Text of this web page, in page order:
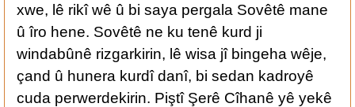
xwe, lê rikî wê û bi saya pergala Sovêtê mane
û îro hene. Sovêtê ne ku tenê kurd ji
windabûnê rizgarkirin, lê wisa jî bingeha wêje,
çand û hunera kurdî danî, bi sedan kadroyê
cuda perwerdekirin. Piştî Şerê Cîhanê yê yekê